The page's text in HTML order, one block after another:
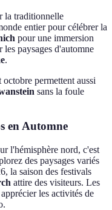
la traditionnelle
entier pour célébrer la
pour une immersion
paysages d'automne
.
octobre permettent aussi
sans la foule
en Automne
l'hémisphère nord, c'est
des paysages variés
la saison des festivals
attire des visiteurs. Les
les activités de